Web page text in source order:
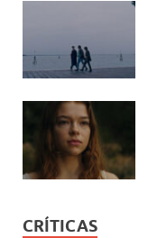
CRÍTICAS